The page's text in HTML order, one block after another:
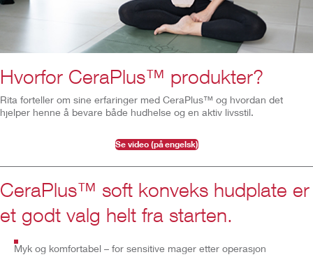
Hvorfor CeraPlus™ produkter?
Rita forteller om sine erfaringer med CeraPlus™ og hvordan det
hjelper henne å bevare både hudhelse og en aktiv livsstil.
Se video (på engelsk)
CeraPlus™ soft konveks hudplate er
et godt valg helt fra starten.
Myk og komfortabel – for sensitive mager etter operasjon